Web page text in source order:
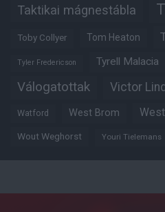
Taktikai mágnestábla
Toby Collyer Tom Heaton
Tyler Fredericson Tyrell Malacia
Válogatottak Victor
Watford West Brom
Wout Weghorst Youri Tielemans